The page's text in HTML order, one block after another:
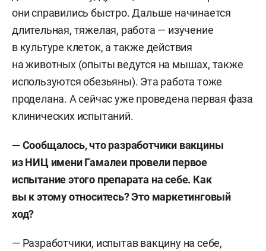
они справились быстро. Дальше начинается
длительная, тяжелая, работа — изучение
в культуре клеток, а также действия
на животных (опыты ведутся на мышах, также
используются обезьяны). Эта работа тоже
проделана. А сейчас уже проведена первая фаза
клинических испытаний.
— Сообщалось, что разработчики вакцины
из НИЦ имени Гамалеи провели первое
испытание этого препарата на себе. Как
вы к этому относитесь?Это маркетинговый
ход?
— Разработчики, испытав вакцину на себе,